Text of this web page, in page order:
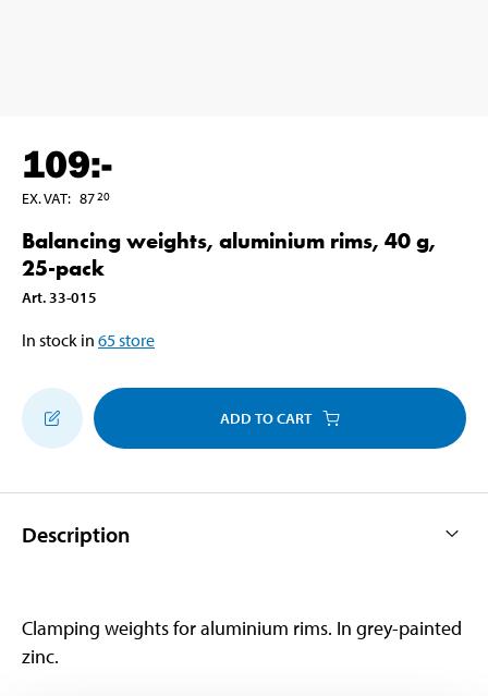
109:-
EX. VAT: 8720
Balancing weights, aluminium rims, 40 g,
25-pack
Art. 33-015
In stock in 65store
ADD TO CART
Description
Clamping weights for aluminium rims. In grey-painted
zinc.